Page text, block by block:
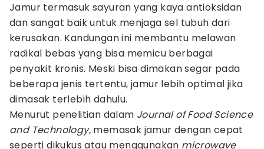
Jamur termasuk sayuran yang kaya antioksidan
dan sangat baik untuk menjaga sel tubuh dari
kerusakan. Kandungan ini membantu melawan
radikal bebas yang bisa memicu berbagai
penyakit kronis. Meski bisa dimakan segar pada
beberapa jenis tertentu, jamur lebih optimal jika
dimasak terlebih dahulu.
Menurut penelitian dalam Journal of Food Science
and Technology, memasak jamur dengan cepat
seperti dikukus atau menggunakan microwave